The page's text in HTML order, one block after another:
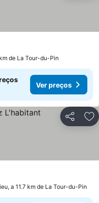
de La Tour-du-Pin
Ver preços
Partilhar
a 11.7 km de La Tour-du-Pin